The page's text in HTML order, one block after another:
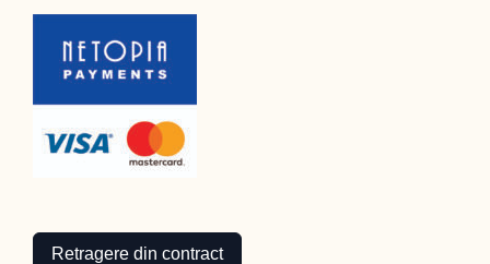
Retragere din contract